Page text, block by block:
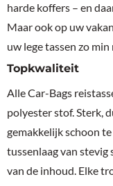
harde koffers – en
Maar ook op uw
uw lege tassen zo
Topkwaliteit
Alle Car-Bags
polyester stof. Sterk,
gemakkelijk schoon
tussenlaag van
van de inhoud. Elke